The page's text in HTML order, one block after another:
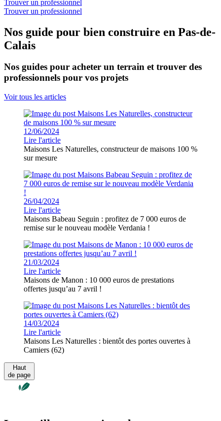
Trouver un professionnel
Trouver un professionnel
Nos guide pour bien construire en Pas-de-
Calais
Nos guides pour acheter un terrain et trouver des
professionnels pour vos projets
Voir tous les articles
12/06/2024
Lire l'article
Maisons Les Naturelles, constructeur de maisons 100 %
sur mesure
26/04/2024
Lire l'article
Maisons Babeau Seguin : profitez de 7 000 euros de
remise sur le nouveau modèle Verdania !
21/03/2024
Lire l'article
Maisons de Manon : 10 000 euros de prestations
offertes jusqu’au 7 avril !
14/03/2024
Lire l'article
Maisons Les Naturelles : bientôt des portes ouvertes à
Camiers (62)
Haut
de page